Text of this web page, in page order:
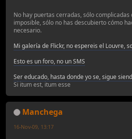
No hay puertas cerradas, sólo
imposible, sólo no has descubierto cómo
necesario.
Mi galería de Flickr, no espereis el Louvre,
Esto es un foro, no un SMS
Ser educado, hasta donde yo se, sigue
Si itum est, itum esse
Manchega
16-Nov-09, 13:17